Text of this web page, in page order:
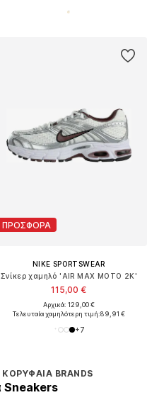
ΠΡΟΣΦΟΡΑ
NIKE SPORTSWEAR
Σνίκερ χαμηλό 'AIR MAX MOTO 2K'
115,00 €
Αρχικά: 129,00 €
Τελευταία χαμηλότερη τιμή:89,91 €
+7
BRANDS
Sneakers